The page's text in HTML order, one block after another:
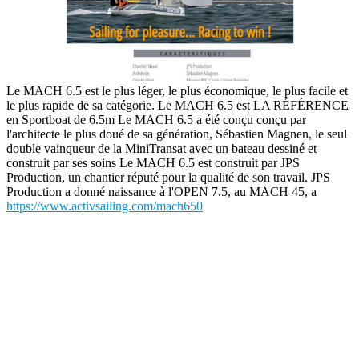
Le MACH 6.5 est le plus léger, le plus économique, le plus facile et
le plus rapide de sa catégorie. Le MACH 6.5 est LA RÉFÉRENCE
en Sportboat de 6.5m Le MACH 6.5 a été conçu conçu par
l'architecte le plus doué de sa génération, Sébastien Magnen, le seul
double vainqueur de la MiniTransat avec un bateau dessiné et
construit par ses soins Le MACH 6.5 est construit par JPS
Production, un chantier réputé pour la qualité de son travail. JPS
Production a donné naissance à l'OPEN 7.5, au MACH 45, a
https://www.activsailing.com/mach650